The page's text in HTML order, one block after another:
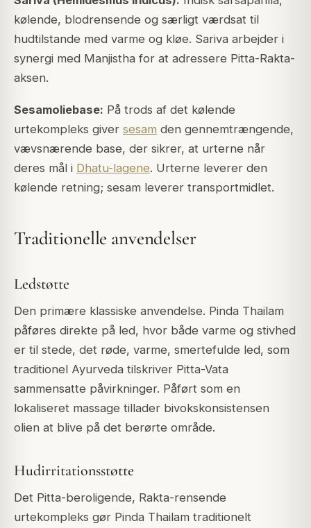
kølende, blodrensende og særligt værdsat til
hudtilstande med varme og kløe. Sariva arbejder i
synergi med Manjistha for at adressere Pitta-Rakta-
aksen.
Sesamoliebase: På trods af det kølende
urtekompleks giver sesam den gennemtrængende,
vævsnærende base, der sikrer, at urterne når
deres mål i Dhatu-lagene. Urterne leverer den
kølende retning; sesam leverer transportmidlet.
Traditionelle anvendelser
Ledstøtte
Den primære klassiske anvendelse. Pinda Thailam
påføres direkte på led, hvor både varme og stivhed
er til stede, det røde, varme, smertefulde led, som
traditionel Ayurveda tilskriver Pitta-Vata
sammensatte påvirkninger. Påført som en
lokaliseret massage tillader bivokskonsistensen
olien at blive på det berørte område.
Hudirritationsstøtte
Det Pitta-beroligende, Rakta-rensende
urtekompleks gør Pinda Thailam traditionelt